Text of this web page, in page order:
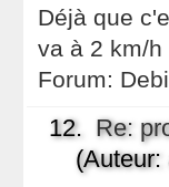
Déjà que
va à 2 km/h
Forum:
12. Re:
(Auteur: